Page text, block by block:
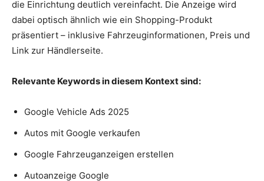
die Einrichtung deutlich vereinfacht. Die Anzeige wird
dabei optisch ähnlich wie ein Shopping-Produkt
präsentiert – inklusive Fahrzeuginformationen, Preis und
Link zur Händlerseite.
Relevante Keywords in diesem Kontext sind:
Google Vehicle Ads 2025
Autos mit Google verkaufen
Google Fahrzeuganzeigen erstellen
Autoanzeige Google